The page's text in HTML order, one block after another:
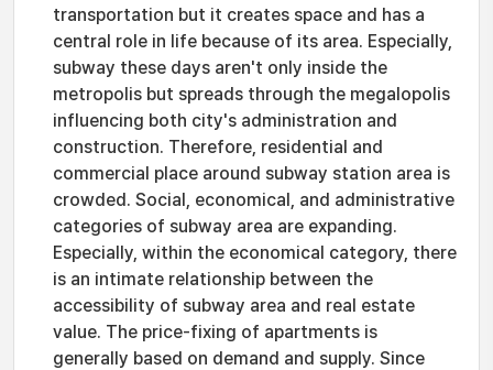
transportation but it creates space and has a
central role in life because of its area. Especially,
subway these days aren't only inside the
metropolis but spreads through the megalopolis
influencing both city's administration and
construction. Therefore, residential and
commercial place around subway station area is
crowded. Social, economical, and administrative
categories of subway area are expanding.
Especially, within the economical category, there
is an intimate relationship between the
accessibility of subway area and real estate
value. The price-fixing of apartments is
generally based on demand and supply. Since